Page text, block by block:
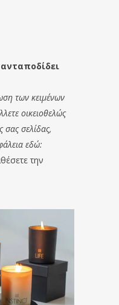
των κειμένων
οικειοθελώς
σας σελίδας,
εδώ:
την